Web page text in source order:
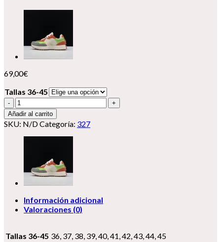
69,00€
Tallas 36-45
New
Balance
327
cantidad
Añadir al carrito
SKU: N/DCategoría: 327
Información adicional
Valoraciones (0)
Tallas 36-45 36, 37, 38, 39, 40, 41, 42, 43, 44, 45